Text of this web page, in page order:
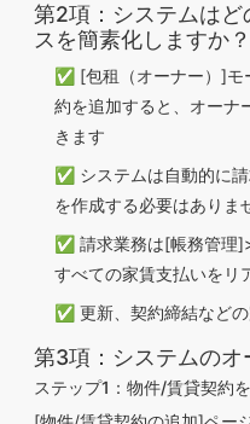
第2項：システムは
スを簡素化しますか？
✅ [包租（オーナー）]モ
約を追加すると、オーナ
きます
✅ システムは自動的に
を作成する必要はありま
✅ 請求業務は[帳務管理
すべての家賃支払いをリ
✅ 更新、契約締結など
第3項：システムの
ステップ1：物件/賃貸契約